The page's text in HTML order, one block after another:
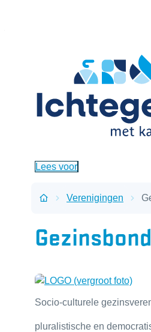
Lees voor
Startpagina
Verenigingen
Socio-culturele
pluralistische en